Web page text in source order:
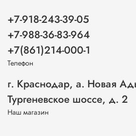
+7-918-243-39-05
+7-988-36-83-964
+7(861)214-000-1
Телефон
г. Краснодар, а. Новая
Тургеневское шоссе, д. 2
Наш магазин